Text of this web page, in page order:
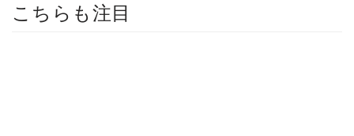
こちらも注目